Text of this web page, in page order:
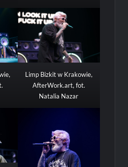
Limp Bizkit w Krakowie,
AfterWork.art, fot.
Natalia Nazar